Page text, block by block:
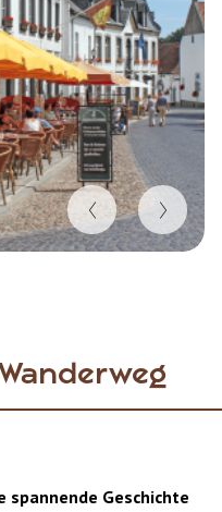
spannende Geschichte